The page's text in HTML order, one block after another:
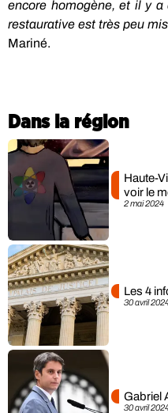
encore homogène, et il y
restaurative est très peu
Mariné.
Dans la région
2 mai 2024
Haute-
voir le
30 avril
Les 4
30 avril
Gabriel